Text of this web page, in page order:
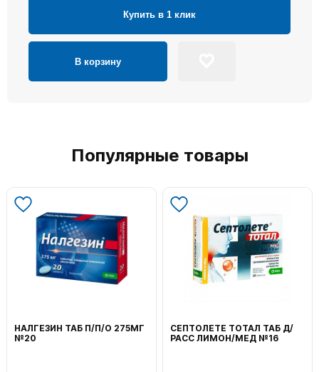
Купить в 1 клик
В корзину
Популярные товары
НАЛГЕЗИН ТАБ П/П/О 275МГ
№20
СЕПТОЛЕТЕ ТОТАЛ ТАБ Д/
РАСС ЛИМОН/МЕД №16